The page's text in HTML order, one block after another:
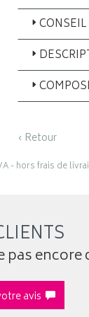
‹ Retour
- hors frais de
encore
avis